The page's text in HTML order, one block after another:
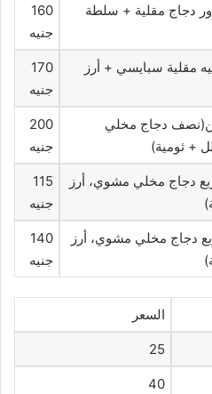
دجاج مقلية + سلطة
160
جنيه
مقلية سبايسي + أرز
170
جنيه
دجاج مخلي
+ ثومية)
200
جنيه
دجاج مخلي مشوي، أرز
115
جنيه
دجاج مخلي مشوي، أرز
140
جنيه
السعر
25
40